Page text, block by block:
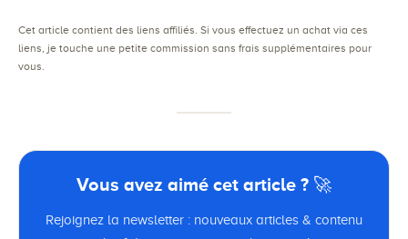
Cet article contient des liens affiliés. Si vous effectuez un achat via ces
liens, je touche une petite commission sans frais supplémentaires pour
vous.
Vous avez aimé cet article ? 🚀
Rejoignez la newsletter : nouveaux articles & contenu